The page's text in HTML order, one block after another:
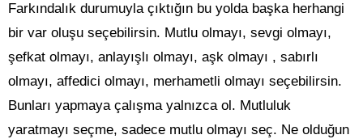
Farkındalık durumuyla çıktığın bu yolda başka herhangi
bir var oluşu seçebilirsin. Mutlu olmayı, sevgi olmayı,
şefkat olmayı, anlayışlı olmayı, aşk olmayı , sabırlı
olmayı, affedici olmayı, merhametli olmayı seçebilirsin.
Bunları yapmaya çalışma yalnızca ol. Mutluluk
yaratmayı seçme, sadece mutlu olmayı seç. Ne olduğun